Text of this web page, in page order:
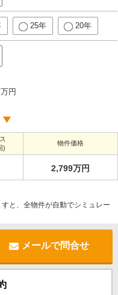
25年 20年
万円
)
物件価格
2,799万円
と、全物件が自動でシミュレー
メールで問合せ